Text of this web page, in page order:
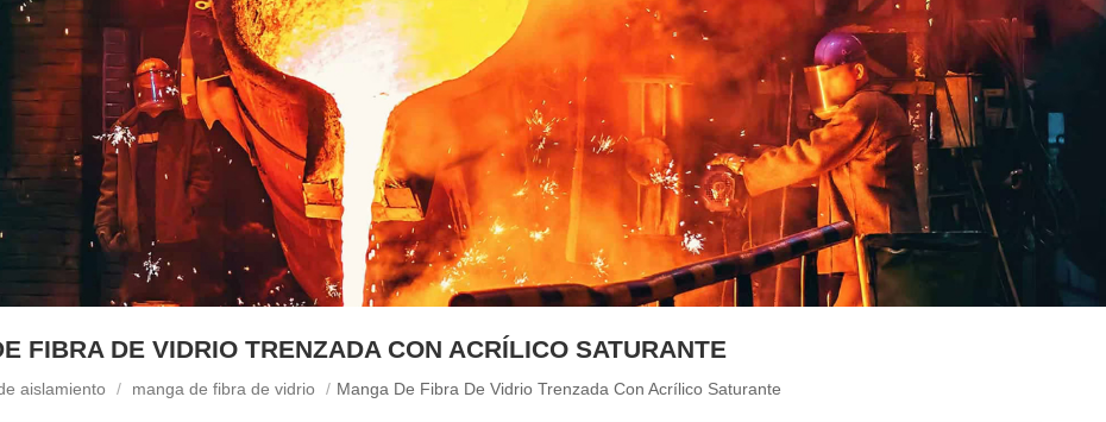
FIBRA DE VIDRIO TRENZADA CON ACRÍLICO SATURANTE
aislamiento / manga de fibra de vidrio / Manga De Fibra De Vidrio Trenzada Con Acrílico Saturante